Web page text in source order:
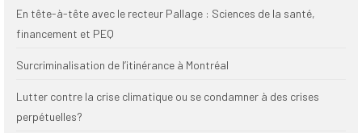
Nouvelles du
Communiqués
SPPEUQAM@ctualités
En tête-à-tête avec le recteur Pallage : Sciences de la santé,
financement et PEQ
Surcriminalisation de l’itinérance à Montréal
Lutter contre la crise climatique ou se condamner à des crises
perpétuelles?